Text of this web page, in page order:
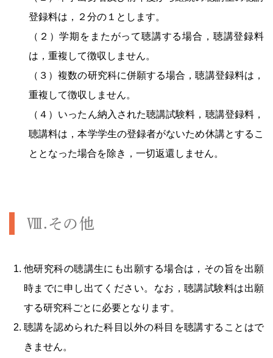
登録料は，２分の１とします。
（２）学期をまたがって聴講する場合，聴講登録料
は，重複して徴収しません。
（３）複数の研究科に併願する場合，聴講登録料は，
重複して徴収しません。
（４）いったん納入された聴講試験料，聴講登録料，
聴講料は，本学学生の登録者がないため休講とするこ
ととなった場合を除き，一切返還しません。
Ⅷ.その他
他研究科の聴講生にも出願する場合は，その旨を出願
時までに申し出てください。なお，聴講試験料は出願
する研究科ごとに必要となります。
聴講を認められた科目以外の科目を聴講することはで
きません。